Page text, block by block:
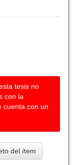
tesis no
con la
cuenta con un
del ítem